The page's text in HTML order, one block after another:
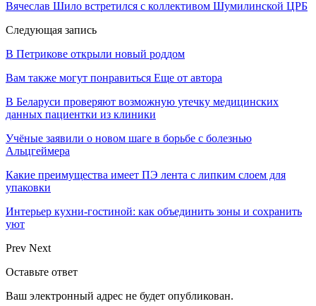
Вячеслав Шило встретился с коллективом Шумилинской ЦРБ
Следующая запись
В Петрикове открыли новый роддом
Вам также могут понравиться Еще от автора
В Беларуси проверяют возможную утечку медицинских
данных пациентки из клиники
Учёные заявили о новом шаге в борьбе с болезнью
Альцгеймера
Какие преимущества имеет ПЭ лента с липким слоем для
упаковки
Интерьер кухни-гостиной: как объединить зоны и сохранить
уют
Prev Next
Оставьте ответ
Ваш электронный адрес не будет опубликован.